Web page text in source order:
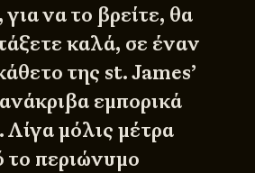
να το βρείτε, θα
καλά, σε έναν
της st. James’
εμπορικά
Λίγα μόλις μέτρα
το περιώνυμο